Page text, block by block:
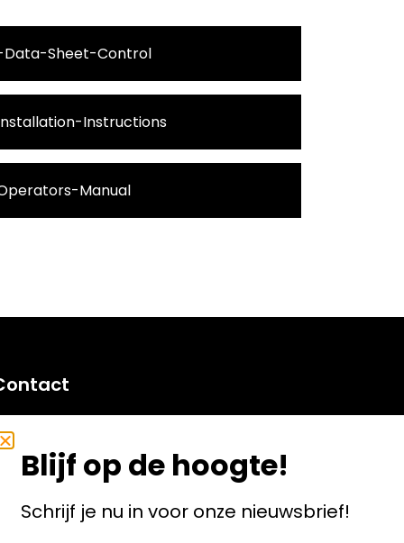
Data-Sheet-Control
Instructions
Manual
Gamma Techniek BV
of Commerce number: 37072578
number: NL007422635B01
Blijf op de hoogte!
Schrijf je nu in voor onze nieuwsbrief!